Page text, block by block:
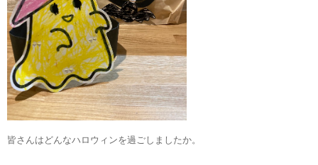
皆さんはどんなハロウィンを過ごしましたか。